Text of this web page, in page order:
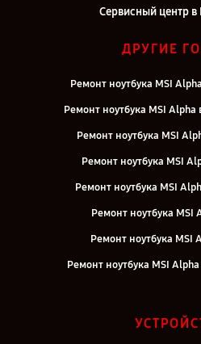
Сервисный центр
ДРУГИЕ
Ремонт ноутбука MSI
Ремонт ноутбука MSI
Ремонт ноутбука MSI
Ремонт ноутбука MSI
Ремонт ноутбука MSI
Ремонт ноутбука MSI
Ремонт ноутбука MSI
Ремонт ноутбука MSI